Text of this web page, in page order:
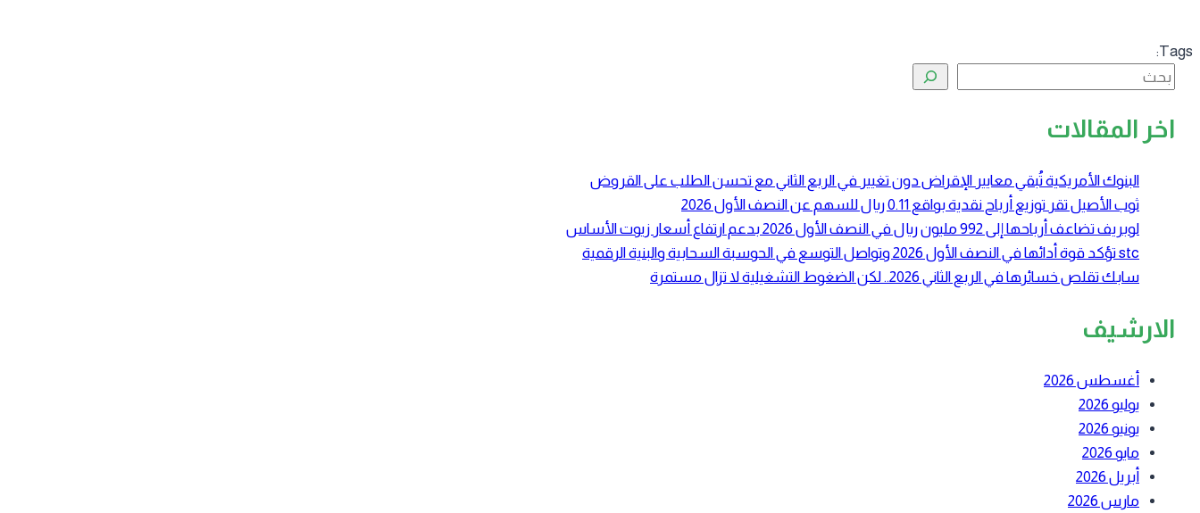
Tags:
البحث
اخر المقالات
البنوك الأمريكية تُبقي معايير الإقراض دون تغيير في الربع الثاني مع تحسن الطلب على القروض
ثوب الأصيل تقر توزيع أرباح نقدية بواقع 0.11 ريال للسهم عن النصف الأول 2026
لوبريف تضاعف أرباحها إلى 992 مليون ريال في النصف الأول 2026 بدعم ارتفاع أسعار زيوت الأساس
stc تؤكد قوة أدائها في النصف الأول 2026 وتواصل التوسع في الحوسبة السحابية والبنية الرقمية
سابك تقلص خسائرها في الربع الثاني 2026.. لكن الضغوط التشغيلية لا تزال مستمرة
الارشيف
أغسطس 2026
يوليو 2026
يونيو 2026
مايو 2026
أبريل 2026
مارس 2026